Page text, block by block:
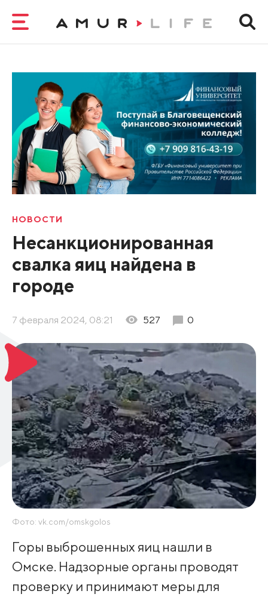
НОВОСТИ
Несанкционированная
свалка яиц найдена в
городе
7 февраля 2024, 08:21 527 0
Фото: vk.com/omskgolos
Горы выброшенных яиц нашли в
Омске. Надзорные органы проводят
проверку и принимают меры для